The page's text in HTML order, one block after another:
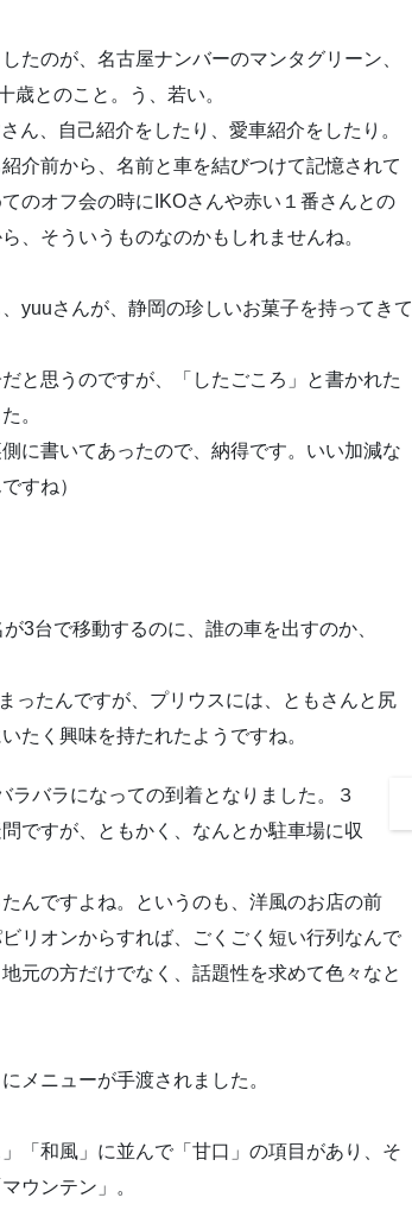
のが、名古屋ナンバーのマンタグリーン、
歳とのこと。う、若い。
、自己紹介をしたり、愛車紹介をしたり。
介前から、名前と車を結びつけて記憶されて
のオフ会の時にIKOさんや赤い１番さんとの
、そういうものなのかもしれませんね。
さんが、静岡の珍しいお菓子を持ってきて
と思うのですが、「したごころ」と書かれた
。
に書いてあったので、納得です。いい加減な
すね）
3台で移動するのに、誰の車を出すのか、
たんですが、プリウスには、ともさんと尻
たく興味を持たれたようですね。
バラになっての到着となりました。３
ですが、ともかく、なんとか駐車場に収
んですよね。というのも、洋風のお店の前
リオンからすれば、ごくごく短い行列なんで
元の方だけでなく、話題性を求めて色々なと
メニューが手渡されました。
「和風」に並んで「甘口」の項目があり、そ
ウンテン」。